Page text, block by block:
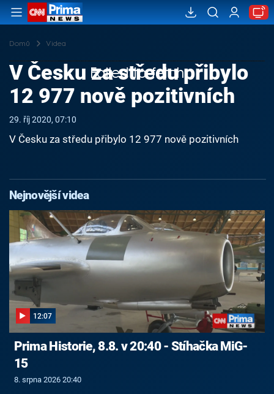
Domů Videa
Failed to fetch
V Česku za středu přibylo
12 977 nově pozitivních
29. říj 2020, 07:10
V Česku za středu přibylo 12 977 nově pozitivních
Nejnovější videa
12:07
Prima Historie, 8.8. v 20:40 - Stíhačka MiG-
15
8. srpna 2026 20:40